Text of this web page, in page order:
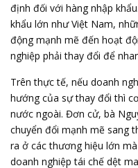
định đối với hàng nhập
khẩu lớn như Việt Nam,
động mạnh mẽ đến hoạt
nghiệp phải thay đổi để
Trên thực tế, nếu doanh
hướng của sự thay đổi thì
nước ngoài. Đơn cử, bà
chuyển đổi mạnh mẽ sang
ra ở các thương hiệu lớn
doanh nghiệp tái chế dệt